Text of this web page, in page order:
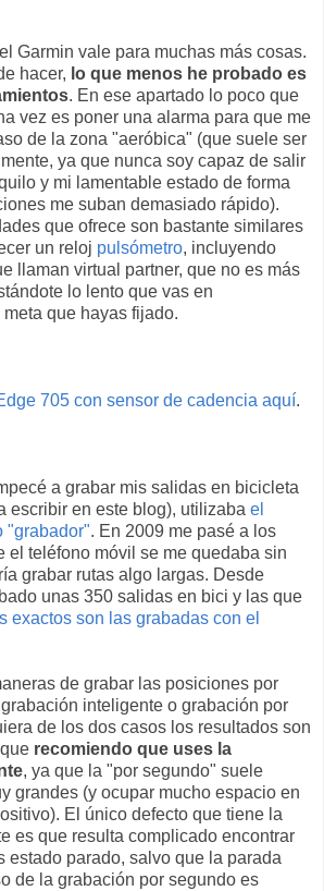
Garmin vale para muchas más cosas.
hacer, lo que menos he probado es
. En ese apartado lo poco que
vez es poner una alarma para que me
de la zona "aeróbica" (que suele ser
ya que nunca soy capaz de salir
y mi lamentable estado de forma
me suban demasiado rápido).
que ofrece son bastante similares
un reloj pulsómetro, incluyendo
llaman virtual partner, que no es más
lo lento que vas en
que hayas fijado.
705 con sensor de cadencia aquí.
a grabar mis salidas en bicicleta
escribir en este blog), utilizaba el
"grabador". En 2009 me pasé a los
el teléfono móvil se me quedaba sin
grabar rutas algo largas. Desde
unas 350 salidas en bici y las que
exactos son las grabadas con el
de grabar las posiciones por
inteligente o grabación por
de los dos casos los resultados son
recomiendo que uses la
, ya que la "por segundo" suele
grandes (y ocupar mucho espacio en
El único defecto que tiene la
es que resulta complicado encontrar
estado parado, salvo que la parada
de la grabación por segundo es